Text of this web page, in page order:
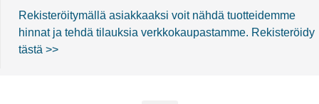
Rekisteröitymällä asiakkaaksi voit nähdä tuotteidemme
hinnat ja tehdä tilauksia verkkokaupastamme. Rekisteröidy
tästä >>